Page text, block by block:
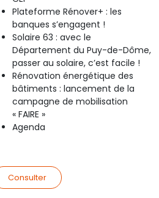
Plateforme Rénover+ : les
banques s’engagent !
Solaire 63 : avec le
Département du Puy-de-Dôme,
passer au solaire, c’est facile !
Rénovation énergétique des
bâtiments : lancement de la
campagne de mobilisation
« FAIRE »
Agenda
Consulter